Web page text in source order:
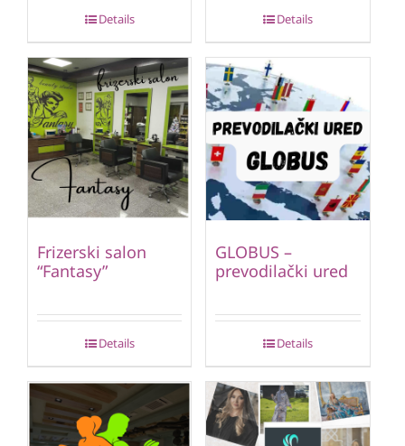
Details Details
Frizerski salon
“Fantasy”
Details
GLOBUS –
prevodilački ured
Details